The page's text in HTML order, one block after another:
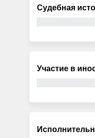
Судебная
Участие в